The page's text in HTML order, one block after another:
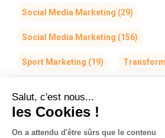
Salut, c'est nous...
les Cookies !
On a attendu d'être sûrs que le contenu
Social Media Marketing (29)
Social Media Marketing (156)
Sport Marketing (19)